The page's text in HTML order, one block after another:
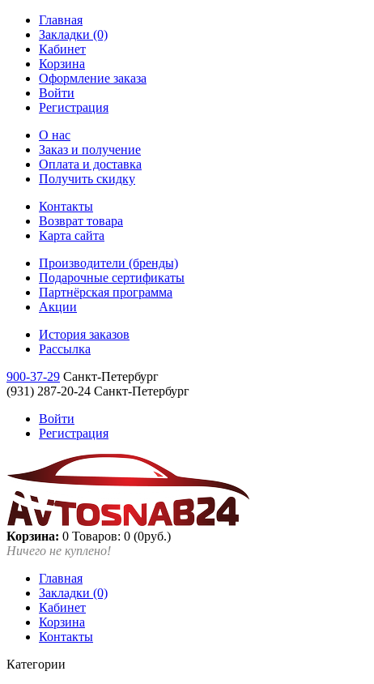
Главная
Закладки (0)
Кабинет
Корзина
Оформление заказа
Войти
Регистрация
О нас
Заказ и получение
Оплата и доставка
Получить скидку
Контакты
Возврат товара
Карта сайта
Производители (бренды)
Подарочные сертификаты
Партнёрская программа
Акции
История заказов
Рассылка
900-37-29 Санкт-Петербург
(931) 287-20-24 Санкт-Петербург
Войти
Регистрация
Корзина: 0 Товаров: 0 (0руб.)
Ничего не куплено!
Главная
Закладки (0)
Кабинет
Корзина
Контакты
Категории